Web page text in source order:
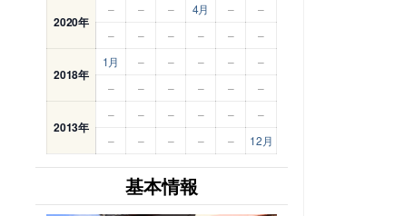
2020年
– – – 4月 –
–
–
– – – – –
2018年
1月 – – – –
–
–
– – – – –
2013年
– – – – –
–
–
– – – – 12月
基本情報